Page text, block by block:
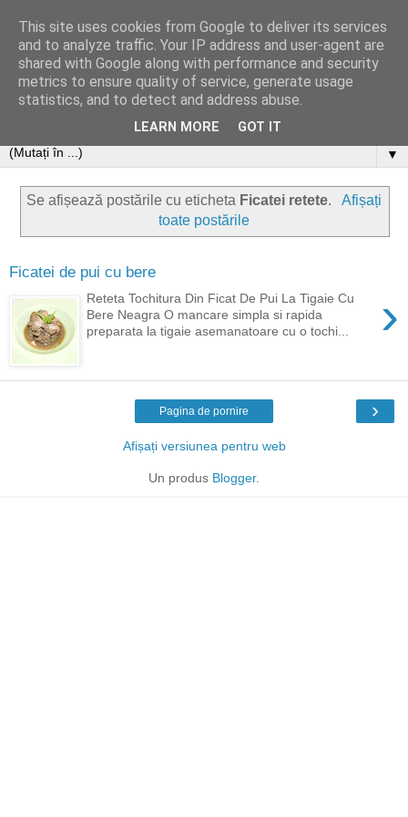
▼
Se afișează postările cu eticheta Ficatei retete.
Afișați
toate postările
Ficatei de pui cu bere
›
Reteta Tochitura Din Ficat De Pui La Tigaie Cu
Bere Neagra O mancare simpla si rapida
preparata la tigaie asemanatoare cu o tochi...
›
Pagina de pornire
Afișați versiunea pentru web
Un produs Blogger.
This site uses cookies from Google to deliver its services
and to analyze traffic. Your IP address and user-agent are
shared with Google along with performance and security
metrics to ensure quality of service, generate usage
statistics, and to detect and address abuse.
LEARN MORE GOT IT